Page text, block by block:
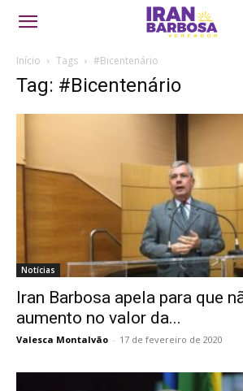
Início Tags #Bicentenário
Tag: #Bicentenário
Notícias
Iran Barbosa apela para que
aumento no valor da...
Valesca Montalvão - 17 de fevereiro de 2020